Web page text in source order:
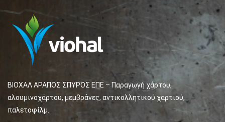
ΒΙΟΧΑΛ ΑΡΑΠΟΣ ΣΠΥΡΟΣ ΕΠΕ – Παραγωγή χάρτου,
αλουμινοχάρτου, μεμβράνες, αντικολλητικού χαρτιού,
παλετοφίλμ.